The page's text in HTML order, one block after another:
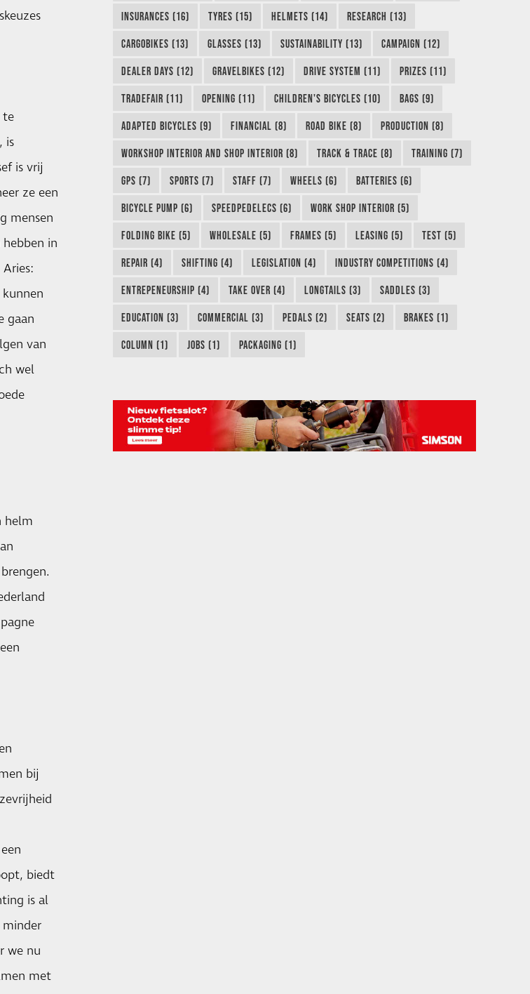
te
is
is vrij
ze een
mensen
in
gaan
van
wel
helm
bij
biedt
is al
we nu
met
INSURANCES (16) TYRES (15) HELMETS (14) RESEARCH (13)
CARGOBIKES (13) GLASSES (13) SUSTAINABILITY (13) CAMPAIGN (12)
DEALER DAYS (12) GRAVELBIKES (12) DRIVE SYSTEM (11) PRIZES (11)
TRADEFAIR (11) OPENING (11) CHILDREN'S BICYCLES (10) BAGS (9)
ADAPTED BICYCLES (9) FINANCIAL (8) ROAD BIKE (8) PRODUCTION (8)
WORKSHOP INTERIOR AND SHOP INTERIOR (8) TRACK & TRACE (8) TRAINING (7)
GPS (7) SPORTS (7) STAFF (7) WHEELS (6) BATTERIES (6)
BICYCLE PUMP (6) SPEEDPEDELECS (6) WORK SHOP INTERIOR (5)
FOLDING BIKE (5) WHOLESALE (5) FRAMES (5) LEASING (5) TEST (5)
REPAIR (4) SHIFTING (4) LEGISLATION (4) INDUSTRY COMPETITIONS (4)
ENTREPENEURSHIP (4) TAKE OVER (4) LONGTAILS (3) SADDLES (3)
EDUCATION (3) COMMERCIAL (3) PEDALS (2) SEATS (2) BRAKES (1)
COLUMN (1) JOBS (1) PACKAGING (1)